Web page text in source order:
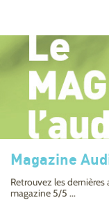
Magazine
Retrouvez les
magazine 5/5 ...